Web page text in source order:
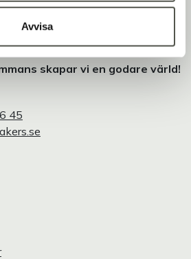
Avvisa
av professionell
skapar vi en godare värld!
45